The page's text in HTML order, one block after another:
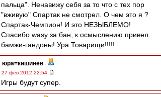
пальца". Ненавижу себя за то что с тех пор
"вживую" Спартак не смотрел. О чем это я ?
Спартак-Чемпион! И это НЕЗЫБЛЕМО!
Спасибо wasy за бан, к осмыслению привел.
бамжи-гандоны! Ура Товарищи!!!!!
юра=кишинёв -
27 фев 2012 22:54
Игры будут супер.